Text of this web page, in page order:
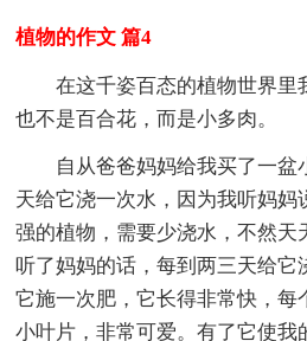
植物的作文 篇4
在这千姿百态的植物世界里
也不是百合花，而是小多肉。
自从爸爸妈妈给我买了一盆
天给它浇一次水，因为我听妈妈
强的植物，需要少浇水，不然天
听了妈妈的话，每到两三天给它
它施一次肥，它长得非常快，每
小叶片，非常可爱。有了它使我